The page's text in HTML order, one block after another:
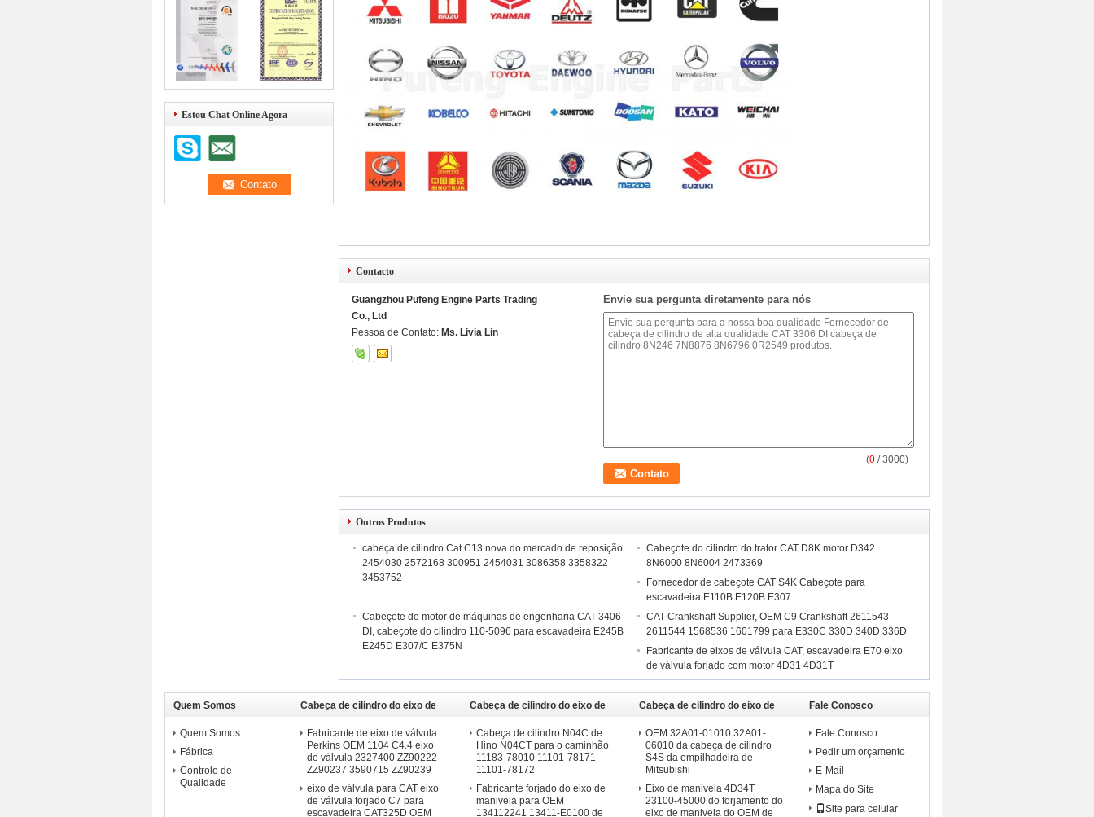
Estou Chat Online Agora
Contacto
Guangzhou Pufeng Engine Parts Trading
Co., Ltd
Pessoa de Contato: Ms. Livia Lin
Envie sua pergunta diretamente para nós
(0 / 3000)
Outros Produtos
cabeça de cilindro Cat C13 nova do mercado de reposição
2454030 2572168 300951 2454031 3086358 3358322
3453752
Cabeçote do cilindro do trator CAT D8K motor D342
8N6000 8N6004 2473369
Fornecedor de cabeçote CAT S4K Cabeçote para
escavadeira E110B E120B E307
Cabeçote do motor de máquinas de engenharia CAT 3406
DI, cabeçote do cilindro 110-5096 para escavadeira E245B
E245D E307/C E375N
CAT Crankshaft Supplier, OEM C9 Crankshaft 2611543
2611544 1568536 1601799 para E330C 330D 340D 336D
Fabricante de eixos de válvula CAT, escavadeira E70 eixo
de válvula forjado com motor 4D31 4D31T
Quem Somos
Quem Somos
Fábrica
Controle de
Qualidade
Cabeça de cilindro do eixo de
manivela do CAT
Fabricante de eixo de válvula
Perkins OEM 1104 C4.4 eixo
de válvula 2327400 ZZ90222
ZZ90237 3590715 ZZ90239
eixo de válvula para CAT eixo
de válvula forjado C7 para
escavadeira CAT325D OEM
Cabeça de cilindro do eixo de
manivela de Hino
Cabeça de cilindro N04C de
Hino N04CT para o caminhão
11183-78010 11101-78171
11101-78172
Fabricante forjado do eixo de
manivela para OEM
134112241 13411-E0100 de
Cabeça de cilindro do eixo de
manivela de Mitsubishi
OEM 32A01-01010 32A01-
06010 da cabeça de cilindro
S4S da empilhadeira de
Mitsubishi
Eixo de manivela 4D34T
23100-45000 do forjamento do
eixo de manivela do OEM de
Fale Conosco
Fale Conosco
Pedir um orçamento
E-Mail
Mapa do Site
Site para celular